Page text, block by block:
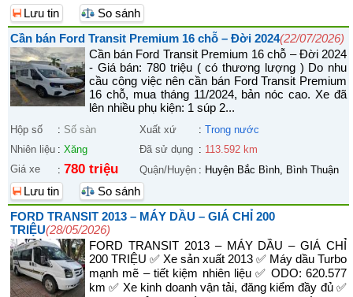
Lưu tin
So sánh
Cần bán Ford Transit Premium 16 chỗ – Đời 2024(22/07/2026)
Cần bán Ford Transit Premium 16 chỗ – Đời 2024
- Giá bán: 780 triệu ( có thương lượng ) Do nhu
cầu công việc nên cần bán Ford Transit Premium
16 chỗ, mua tháng 11/2024, bản nóc cao. Xe đã
lên nhiều phụ kiện: 1 súp 2...
Hộp số : Số sàn Xuất xứ : Trong nước
Nhiên liệu : Xăng Đã sử dụng : 113.592 km
Giá xe
: 780 triệu Quận/Huyện : Huyện Bắc Bình, Bình Thuận
Lưu tin
So sánh
FORD TRANSIT 2013 – MÁY DẦU – GIÁ CHỈ 200
TRIỆU(28/05/2026)
FORD TRANSIT 2013 – MÁY DẦU – GIÁ CHỈ
200 TRIỆU ✅ Xe sản xuất 2013 ✅ Máy dầu Turbo
mạnh mẽ – tiết kiệm nhiên liệu ✅ ODO: 620.577
km ✅ Xe kinh doanh vận tải, đăng kiểm đầy đủ ✅